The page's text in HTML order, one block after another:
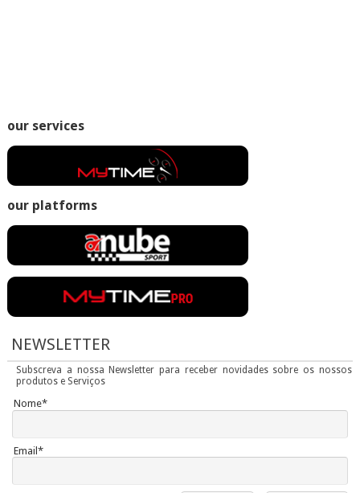
our services
our platforms
NEWSLETTER
Subscreva a nossa Newsletter para receber novidades sobre os nossos
produtos e Serviços
Nome*
Email*